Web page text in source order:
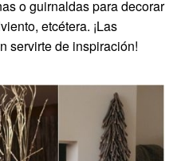
o guirnaldas para decorar
etcétera. ¡Las
servirte de inspiración!